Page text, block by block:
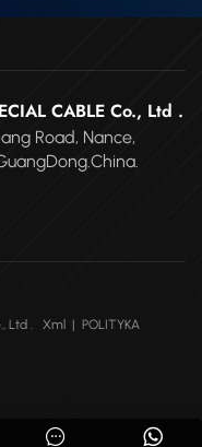
CABLE Co., Ltd .
Road, Nance,
Ltd .
Xml | POLITYKA